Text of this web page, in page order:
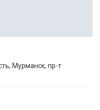
Мурманск, пр-т